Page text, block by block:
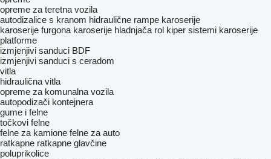
оpremе za teretna vozila
autodizalice s kranom hidraulične rampe karoserije
karoserije furgona karoserije hladnjača rol kiper sistemi karoserije
platforme
izmjenjivi sanduci BDF
izmjenjivi sanduci s ceradom
vitla
hidraulična vitla
opreme za komunalna vozila
autopodizači kontejnera
gume i felne
točkovi felne
felne za kamione felne za auto
ratkapne ratkapne glavčine
poluprikolice